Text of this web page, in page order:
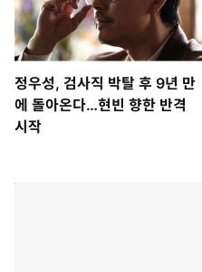
정우성, 검사직 박탈 후 9년 만
에 돌아온다…현빈 향한 반격
시작